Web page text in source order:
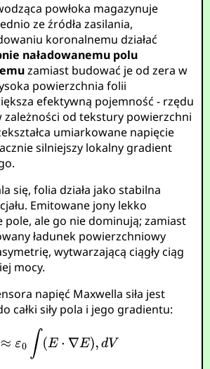
powłoka magazynuje
ze źródła zasilania,
koronalnemu działać
naładowanemu polu
zamiast budować je od zera w
powierzchnia folii
efektywną pojemność - rzędu
zależności od tekstury powierzchni
umiarkowane napięcie
silniejszy lokalny gradient
się, folia działa jako stabilna
Emitowane jony lekko
pole, ale go nie dominują; zamiast
ładunek powierzchniowy
wytwarzającą ciągły ciąg
mocy.
napięć Maxwella siła jest
całki siły pola i jego gradientu: